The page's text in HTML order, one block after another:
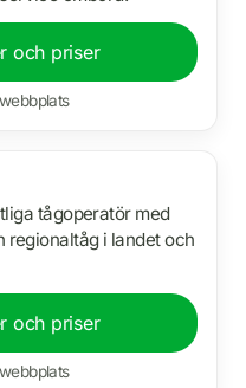
och priser
tågoperatör med
regionaltåg i landet och
och priser